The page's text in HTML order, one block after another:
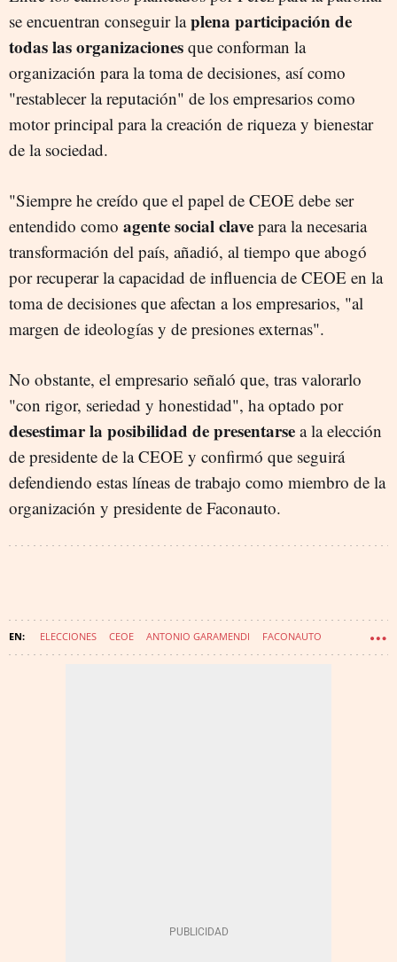
se encuentran conseguir laplena participación de
todas las organizaciones que conforman la
organización para la toma de decisiones, así como
"restablecer la reputación" de los empresarios como
motor principal para la creación de riqueza y bienestar
de la sociedad.
"Siempre he creído que el papel de CEOE debe ser
entendido como agente social clave para la necesaria
transformación del país, añadió, al tiempo que abogó
por recuperar la capacidad de influencia de CEOE en la
toma de decisiones que afectan a los empresarios, "al
margen de ideologías y de presiones externas".
No obstante, el empresario señaló que, tras valorarlo
"con rigor, seriedad y honestidad", ha optado por
desestimar la posibilidad de presentarse a la elección
de presidente de la CEOE y confirmó que seguirá
defendiendo estas líneas de trabajo como miembro de la
organización y presidente de Faconauto.
ELECCIONES CEOE ANTONIO GARAMENDI FACONAUTO